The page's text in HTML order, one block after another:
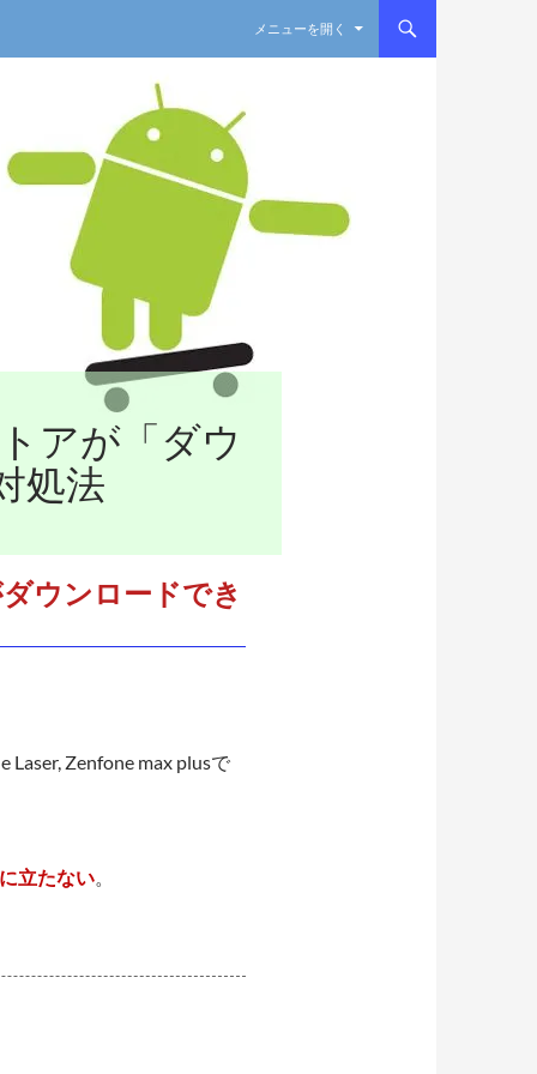
メニューを開く
アが「ダウ
処法
ウンロードでき
Laser, Zenfone max plusで
立たない。